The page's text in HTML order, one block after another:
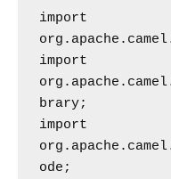
import
import
brary;
import
ode;